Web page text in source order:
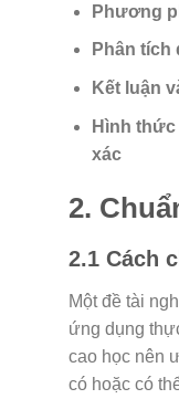
Phương
Phân
Kết luận
Hình
xác
2.
2.1 Cách
Một đề tài
ứng dụng
cao học nên
có hoặc có